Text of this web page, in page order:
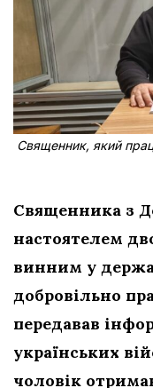
Священник, який
Священника з
настоятелем
винним у
добровільно
передавав
українських
чоловік